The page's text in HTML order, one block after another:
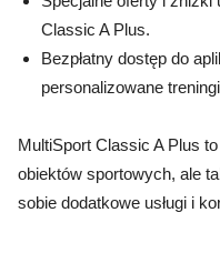
Classic A Plus.
Bezpłatny dostęp do
personalizowane
MultiSport Classic A Plus
obiektów sportowych, ale
sobie dodatkowe usługi i